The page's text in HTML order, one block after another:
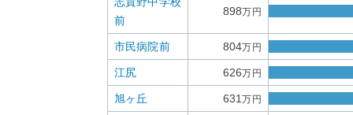
前
898万円
市民病院前 804万円
江尻 626万円
旭ヶ丘 631万円